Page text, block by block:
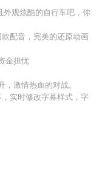
观炫酷的自行车吧，你
配音，完美的还原动画
金担忧
激情热血的对战。
实时修改字幕样式，字